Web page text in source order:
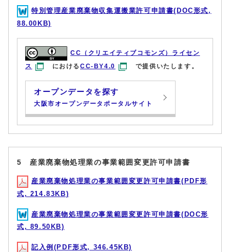
特別管理産業廃棄物収集運搬業許可申請書(DOC形式,
88.00KB)
CC（クリエイティブコモンズ）ライセン
ス
におけるCC-BY4.0 で提供いたします。
オープンデータを探す
大阪市オープンデータポータルサイト
5 産業廃棄物処理業の事業範囲変更許可申請書
産業廃棄物処理業の事業範囲変更許可申請書(PDF形
式, 214.83KB)
産業廃棄物処理業の事業範囲変更許可申請書(DOC形
式, 89.50KB)
記入例(PDF形式, 346.45KB)